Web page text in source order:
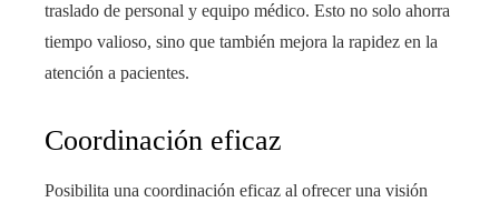
traslado de personal y equipo médico. Esto no solo ahorra
tiempo valioso, sino que también mejora la rapidez en la
atención a pacientes.
Coordinación eficaz
Posibilita una coordinación eficaz al ofrecer una visión